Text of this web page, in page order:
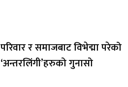
परिवार र समाजबाट विभेद्मा परेको
‘अन्तरलिंगी’हरुको गुनासो